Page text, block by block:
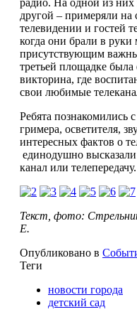
другой – примеряли на
телевидении и гостей
когда они брали в
присутствующим
третьей площадке была
викторина, где
свои любимые
Ребята познакомились
гримера, осветителя,
интересных фактов о
единодушно высказали
канал или телепередачу.
Текст, фото:
Е.
Опубликовано в
Теги
новости города
детский сад